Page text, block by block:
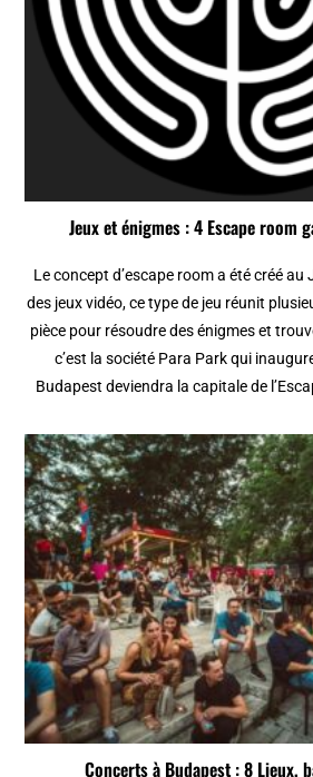
Jeux et énigmes : 4 Escape room
Le concept d’escape room a été créé
des jeux vidéo, ce type de jeu réunit
pièce pour résoudre des énigmes et
c’est la société Para Park qui
Budapest deviendra la capitale de
Concerts à Budapest : 8 Lieux,